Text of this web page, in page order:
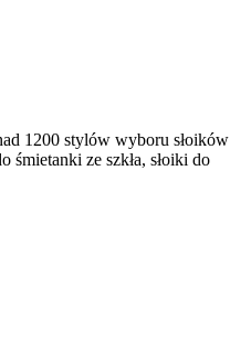
1200 stylów wyboru słoików
śmietanki ze szkła, słoiki do